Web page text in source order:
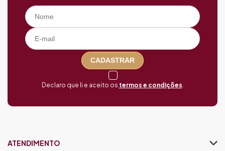
CADASTRAR
Declaro que li e aceito os termos e condições
ATENDIMENTO